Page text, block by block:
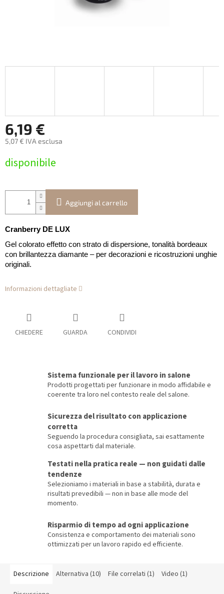
6,19 €
5,07 € IVA esclusa
della
disponibile
Aggiungi al carrello
Cranberry DE LUX
Gel colorato effetto con strato di dispersione, tonalità bordeaux
con brillantezza diamante – per decorazioni e ricostruzioni unghie
originali.
Informazioni dettagliate
CHIEDERE GUARDA CONDIVIDI
Sistema funzionale per il lavoro in salone
Prodotti progettati per funzionare in modo affidabile e
coerente tra loro nel contesto reale del salone.
Sicurezza del risultato con applicazione
corretta
Seguendo la procedura consigliata, sai esattamente
cosa aspettarti dal materiale.
Testati nella pratica reale — non guidati dalle
tendenze
Selezioniamo i materiali in base a stabilità, durata e
risultati prevedibili — non in base alle mode del
momento.
Risparmio di tempo ad ogni applicazione
Consistenza e comportamento dei materiali sono
ottimizzati per un lavoro rapido ed efficiente.
Descrizione Alternativa (10) File correlati (1) Video (1)